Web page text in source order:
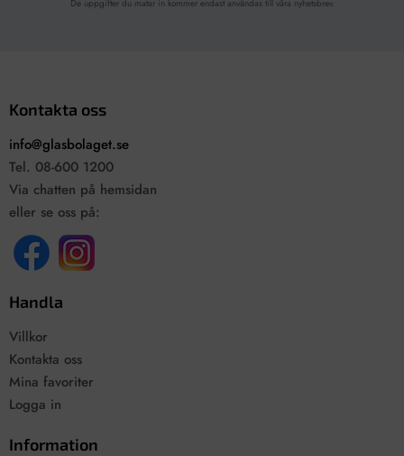
De uppgifter du matar in kommer endast användas till våra nyhetsbrev.
Kontakta oss
info@glasbolaget.se
Tel. 08-600 1200
Via chatten på hemsidan
eller se oss på:
Handla
Villkor
Kontakta oss
Mina favoriter
Logga in
Information